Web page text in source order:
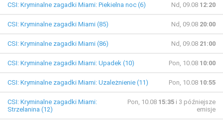
CSI: Kryminalne zagadki Miami: Piekielna noc (6) Nd, 09.08 12:20
CSI: Kryminalne zagadki Miami (85) Nd, 09.08 20:00
CSI: Kryminalne zagadki Miami (86) Nd, 09.08 21:00
CSI: Kryminalne zagadki Miami: Upadek (10) Pon, 10.08 10:00
CSI: Kryminalne zagadki Miami: Uzależnienie (11) Pon, 10.08 10:55
CSI: Kryminalne zagadki Miami:
Strzelanina (12)
Pon, 10.08 15:35 i 3 późniejsze
emisje